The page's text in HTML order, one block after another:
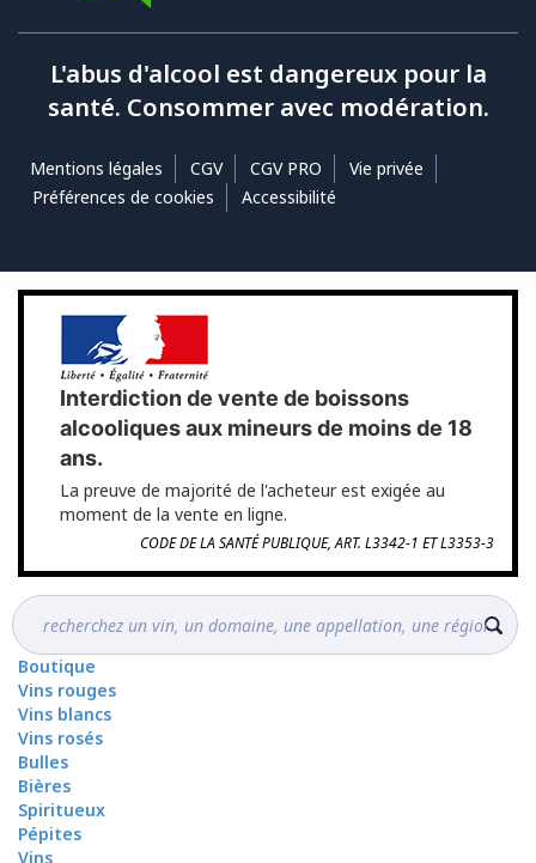
L'abus d'alcool est dangereux pour la
santé. Consommer avec modération.
Mentions légales CGV CGV PRO
Vie privée
Préférences de cookies
Accessibilité
Interdiction de vente de boissons
alcooliques aux mineurs de moins de 18
ans.
La preuve de majorité de l'acheteur est exigée au
moment de la vente en ligne.
CODE DE LA SANTÉ PUBLIQUE, ART. L3342-1 ET L3353-3
Boutique
Vins rouges
Vins blancs
Vins rosés
Bulles
Bières
Spiritueux
Pépites
Vins